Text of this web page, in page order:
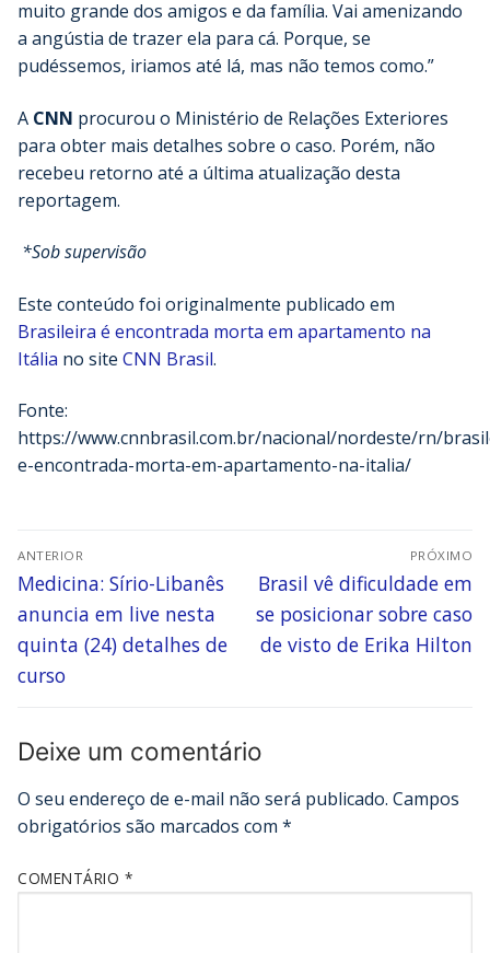
muito grande dos amigos e da família. Vai amenizando
a angústia de trazer ela para cá. Porque, se
pudéssemos, iriamos até lá, mas não temos como.”
A CNN procurou o Ministério de Relações Exteriores
para obter mais detalhes sobre o caso. Porém, não
recebeu retorno até a última atualização desta
reportagem.
*Sob supervisão
Este conteúdo foi originalmente publicado em
Brasileira é encontrada morta em apartamento na
Itália no site CNN Brasil.
Fonte:
https://www.cnnbrasil.com.br/nacional/nordeste/rn/
e-encontrada-morta-em-apartamento-na-italia/
ANTERIOR
Medicina: Sírio-Libanês
anuncia em live nesta
quinta (24) detalhes de
curso
PRÓXIMO
Brasil vê dificuldade em
se posicionar sobre caso
de visto de Erika Hilton
Deixe um comentário
O seu endereço de e-mail não será publicado. Campos
obrigatórios são marcados com *
COMENTÁRIO *